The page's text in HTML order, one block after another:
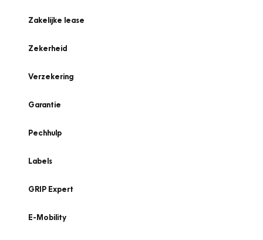
Zakelijke lease
Zekerheid
Verzekering
Garantie
Pechhulp
Labels
GRIP Expert
E-Mobility